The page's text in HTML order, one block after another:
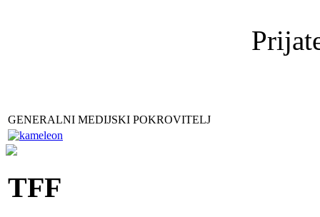
GENERALNI MEDIJSKI POKROVITELJ
TFF